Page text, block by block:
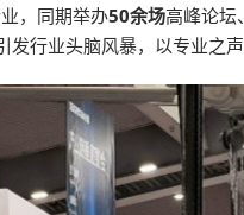
，同期举办50余场高峰论坛
行业头脑风暴，以专业之声